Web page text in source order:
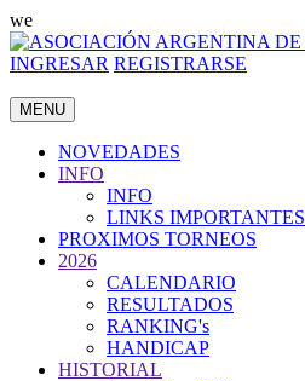
we
INGRESAR REGISTRARSE
MENU
NOVEDADES
INFO
INFO
LINKS IMPORTANTES
PROXIMOS TORNEOS
2026
CALENDARIO
RESULTADOS
RANKING's
HANDICAP
HISTORIAL